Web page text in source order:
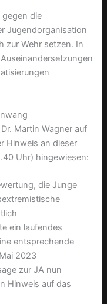
gegen die
Jugendorganisation
zur Wehr setzen. In
Martin Wagner auf
Hinweis an dieser
Uhr) hingewiesen:
die Junge
ein laufendes
entsprechende
2023
zur JA nun
Hinweis auf das